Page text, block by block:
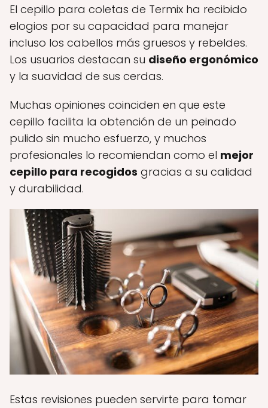
El cepillo para coletas de Termix ha recibido
elogios por su capacidad para manejar
incluso los cabellos más gruesos y rebeldes.
Los usuarios destacan su diseño ergonómico
y la suavidad de sus cerdas.
Muchas opiniones coinciden en que este
cepillo facilita la obtención de un peinado
pulido sin mucho esfuerzo, y muchos
profesionales lo recomiendan como el mejor
cepillo para recogidos gracias a su calidad
y durabilidad.
Estas revisiones pueden servirte para tomar